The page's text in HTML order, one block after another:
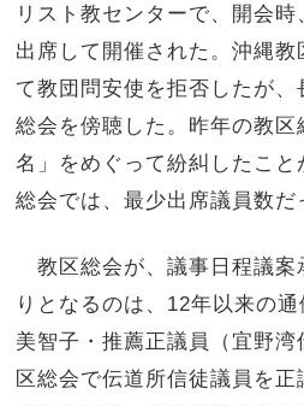
リスト教センターで、開会
出席して開催された。沖縄教
て教団問安使を拒否したが
総会を傍聴した。昨年の教
名」をめぐって紛糾したこ
総会では、最少出席議員数だ
教区総会が、議事日程議案
りとなるのは、12年以来の
美智子・推薦正議員（宜野
区総会で伝道所信徒議員を